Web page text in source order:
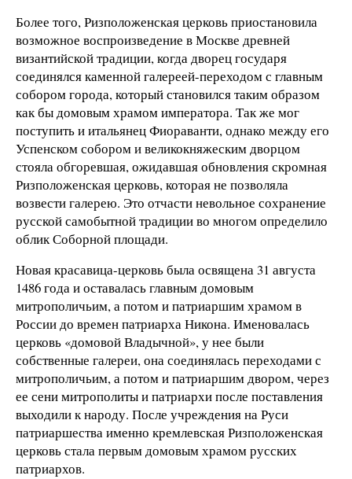
Более того, Ризположенская церковь приостановила
возможное воспроизведение в Москве древней
византийской традиции, когда дворец государя
соединялся каменной галереей-переходом с главным
собором города, который становился таким образом
как бы домовым храмом императора. Так же мог
поступить и итальянец Фиораванти, однако между его
Успенском собором и великокняжеским дворцом
стояла обгоревшая, ожидавшая обновления скромная
Ризположенская церковь, которая не позволяла
возвести галерею. Это отчасти невольное сохранение
русской самобытной традиции во многом определило
облик Соборной площади.
Новая красавица-церковь была освящена 31 августа
1486 года и оставалась главным домовым
митрополичьим, а потом и патриаршим храмом в
России до времен патриарха Никона. Именовалась
церковь «домовой Владычной», у нее были
собственные галереи, она соединялась переходами с
митрополичьим, а потом и патриаршим двором, через
ее сени митрополиты и патриархи после поставления
выходили к народу. После учреждения на Руси
патриаршества именно кремлевская Ризположенская
церковь стала первым домовым храмом русских
патриархов.